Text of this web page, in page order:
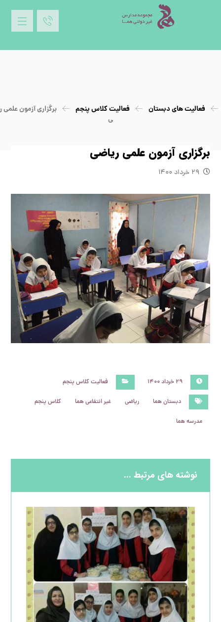
فعالیت های دبستان فعالیت کلاس پنجم
برگزاري آزمون علمي
ي
برگزاري آزمون علمي رياضي
۲۹ خرداد ۱۴۰۰
۲۹ خرداد ۱۴۰۰ فعالیت کلاس پنجم
دبستان هما ریاضی غیر انتفاعی هما کلاس پنجم
مدرسه هما
نوشته های مرتبط ...